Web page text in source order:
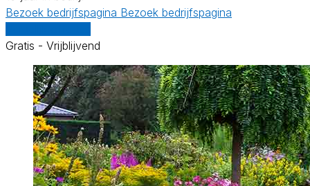
Bezoek bedrijfspagina Bezoek bedrijfspagina
Gratis - Vrijblijvend